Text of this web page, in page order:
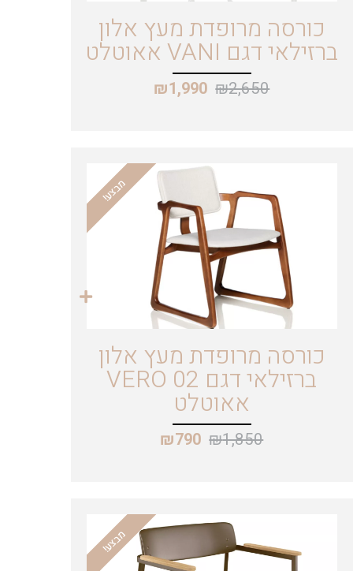
כורסה מרופדת מעץ אלון
ברזילאי דגם VANI אאוטלט
₪2,650
₪1,990
מבצע!
כורסה מרופדת מעץ אלון
ברזילאי דגם VERO 02
אאוטלט
₪1,850
₪790
מבצע!